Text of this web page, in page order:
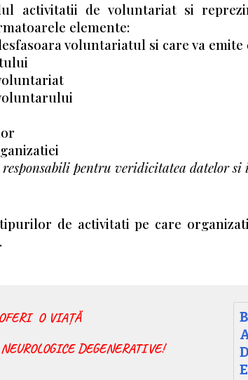
activitatii de voluntariat si
elemente:
voluntariatul si care va
pentru veridicitatea datelor
de activitati pe care
O VIAȚĂ
DEGENERATIVE!